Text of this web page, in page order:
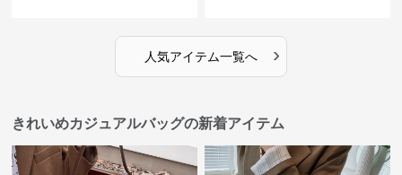
人気アイテム一覧へ ›
きれいめカジュアルバッグの新着アイテム